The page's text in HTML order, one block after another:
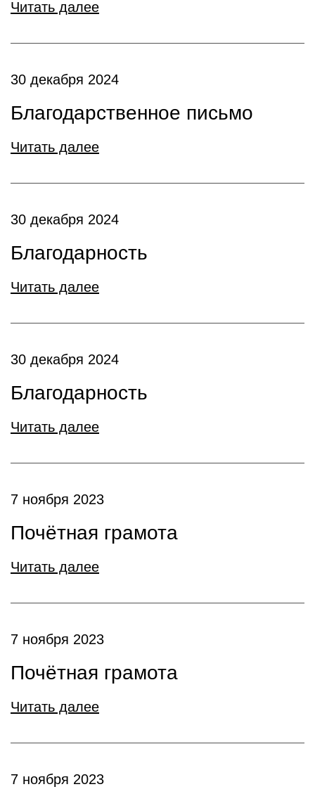
Читать далее
30 декабря 2024
Благодарственное письмо
Читать далее
30 декабря 2024
Благодарность
Читать далее
30 декабря 2024
Благодарность
Читать далее
7 ноября 2023
Почётная грамота
Читать далее
7 ноября 2023
Почётная грамота
Читать далее
7 ноября 2023